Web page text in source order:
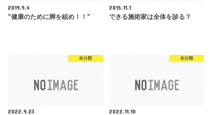
2019.9.4
”健康のために脚を組め！！”
2015.11.1
できる施術家は全体を診る？
未分類
2022.9.23
未分類
2022.11.10